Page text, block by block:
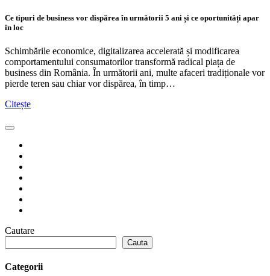
Ce tipuri de business vor dispărea în următorii 5 ani și ce oportunități apar
în loc
Schimbările economice, digitalizarea accelerată și modificarea
comportamentului consumatorilor transformă radical piața de
business din România. În următorii ani, multe afaceri tradiționale vor
pierde teren sau chiar vor dispărea, în timp…
Citește
Cautare
Cauta
Categorii